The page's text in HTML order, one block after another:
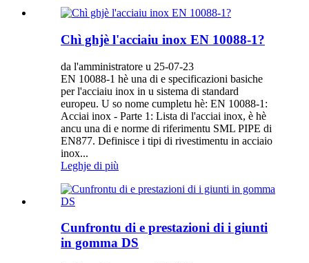
Chì ghjè l'acciaiu inox EN 10088-1?
da l'amministratore u 25-07-23
EN 10088-1 hè una di e specificazioni basiche
per l'acciaiu inox in u sistema di standard
europeu. U so nome cumpletu hè: EN 10088-1:
Acciai inox - Parte 1: Lista di l'acciai inox, è hè
ancu una di e norme di riferimentu SML PIPE di
EN877. Definisce i tipi di rivestimentu in acciaio
inox...
Leghje di più
Cunfrontu di e prestazioni di i giunti
in gomma DS